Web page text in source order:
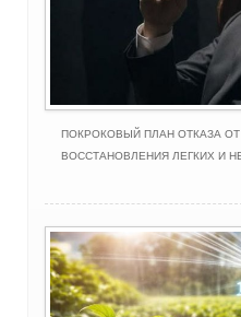
ПОКРОКОВЫЙ ПЛАН ОТКАЗА
ВОССТАНОВЛЕНИЯ ЛЕГКИХ И